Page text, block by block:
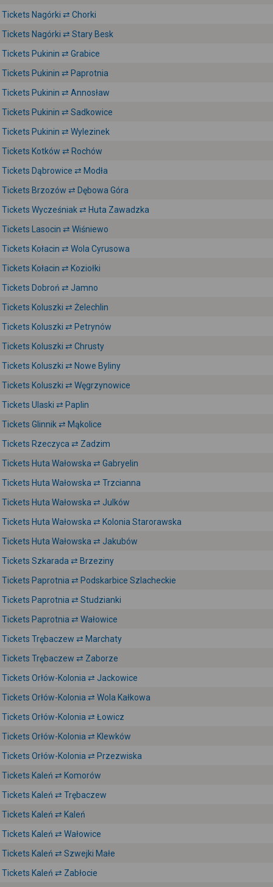
Tickets Nagórki ⇄ Chorki
Tickets Nagórki ⇄ Stary Besk
Tickets Pukinin ⇄ Grabice
Tickets Pukinin ⇄ Paprotnia
Tickets Pukinin ⇄ Annosław
Tickets Pukinin ⇄ Sadkowice
Tickets Pukinin ⇄ Wylezinek
Tickets Kotków ⇄ Rochów
Tickets Dąbrowice ⇄ Modła
Tickets Brzozów ⇄ Dębowa Góra
Tickets Wycześniak ⇄ Huta Zawadzka
Tickets Lasocin ⇄ Wiśniewo
Tickets Kołacin ⇄ Wola Cyrusowa
Tickets Kołacin ⇄ Koziołki
Tickets Dobroń ⇄ Jamno
Tickets Koluszki ⇄ Żelechlin
Tickets Koluszki ⇄ Petrynów
Tickets Koluszki ⇄ Chrusty
Tickets Koluszki ⇄ Nowe Byliny
Tickets Koluszki ⇄ Węgrzynowice
Tickets Ulaski ⇄ Paplin
Tickets Glinnik ⇄ Mąkolice
Tickets Rzeczyca ⇄ Zadzim
Tickets Huta Wałowska ⇄ Gabryelin
Tickets Huta Wałowska ⇄ Trzcianna
Tickets Huta Wałowska ⇄ Julków
Tickets Huta Wałowska ⇄ Kolonia Starorawska
Tickets Huta Wałowska ⇄ Jakubów
Tickets Szkarada ⇄ Brzeziny
Tickets Paprotnia ⇄ Podskarbice Szlacheckie
Tickets Paprotnia ⇄ Studzianki
Tickets Paprotnia ⇄ Wałowice
Tickets Trębaczew ⇄ Marchaty
Tickets Trębaczew ⇄ Zaborze
Tickets Orłów-Kolonia ⇄ Jackowice
Tickets Orłów-Kolonia ⇄ Wola Kałkowa
Tickets Orłów-Kolonia ⇄ Łowicz
Tickets Orłów-Kolonia ⇄ Klewków
Tickets Orłów-Kolonia ⇄ Przezwiska
Tickets Kaleń ⇄ Komorów
Tickets Kaleń ⇄ Trębaczew
Tickets Kaleń ⇄ Kaleń
Tickets Kaleń ⇄ Wałowice
Tickets Kaleń ⇄ Szwejki Małe
Tickets Kaleń ⇄ Zabłocie